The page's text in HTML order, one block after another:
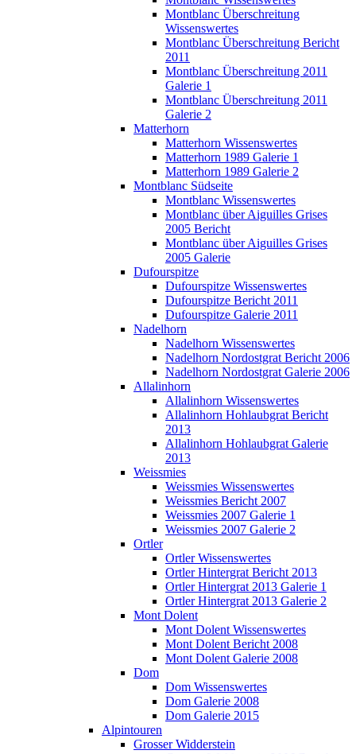
Montblanc Überschreitung
Wissenswertes
Montblanc Überschreitung Bericht
2011
Montblanc Überschreitung 2011
Galerie 1
Montblanc Überschreitung 2011
Galerie 2
Matterhorn
Matterhorn Wissenswertes
Matterhorn 1989 Galerie 1
Matterhorn 1989 Galerie 2
Montblanc Südseite
Montblanc Wissenswertes
Montblanc über Aiguilles Grises
2005 Bericht
Montblanc über Aiguilles Grises
2005 Galerie
Dufourspitze
Dufourspitze Wissenswertes
Dufourspitze Bericht 2011
Dufourspitze Galerie 2011
Nadelhorn
Nadelhorn Wissenswertes
Nadelhorn Nordostgrat Bericht 2006
Nadelhorn Nordostgrat Galerie 2006
Allalinhorn
Allalinhorn Wissenswertes
Allalinhorn Hohlaubgrat Bericht
2013
Allalinhorn Hohlaubgrat Galerie
2013
Weissmies
Weissmies Wissenswertes
Weissmies Bericht 2007
Weissmies 2007 Galerie 1
Weissmies 2007 Galerie 2
Ortler
Ortler Wissenswertes
Ortler Hintergrat Bericht 2013
Ortler Hintergrat 2013 Galerie 1
Ortler Hintergrat 2013 Galerie 2
Mont Dolent
Mont Dolent Wissenswertes
Mont Dolent Bericht 2008
Mont Dolent Galerie 2008
Dom
Dom Wissenswertes
Dom Galerie 2008
Dom Galerie 2015
Alpintouren
Grosser Widderstein